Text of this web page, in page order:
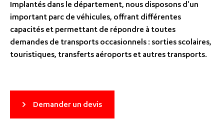
Implantés dans le département, nous disposons d'un
important parc de véhicules, offrant différentes
capacités et permettant de répondre à toutes
demandes de transports occasionnels : sorties scolaires,
touristiques, transferts aéroports et autres transports.
Demander un devis